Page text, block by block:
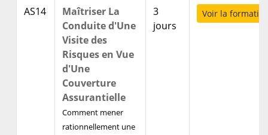
AS14
Maîtriser La
Conduite d'Une
Visite des
Risques en Vue
d'Une
Couverture
Assurantielle
Comment mener
rationnellement une
3
jours
Voir la